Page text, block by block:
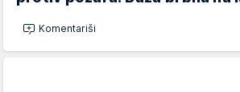
Komentariši